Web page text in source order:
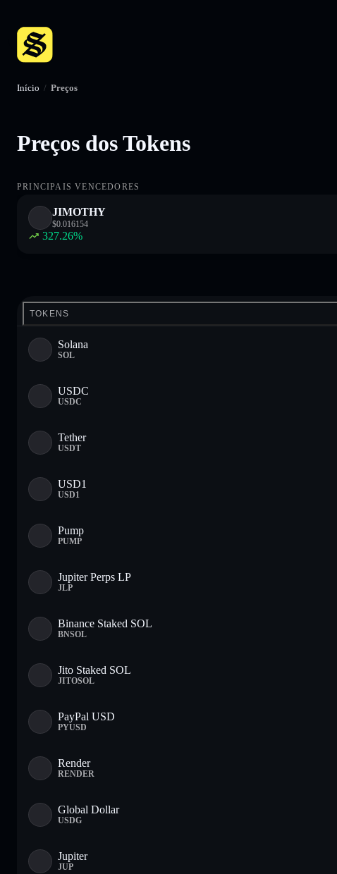
Início / Preços
Preços dos Tokens
PRINCIPAIS VENCEDORES
JIMOTHY
$0.016154
327.26%
TOKENS
Solana
SOL
USDC
USDC
Tether
USDT
USD1
USD1
Pump
PUMP
Jupiter Perps LP
JLP
Binance Staked SOL
BNSOL
Jito Staked SOL
JITOSOL
PayPal USD
PYUSD
Render
RENDER
Global Dollar
USDG
Jupiter
JUP